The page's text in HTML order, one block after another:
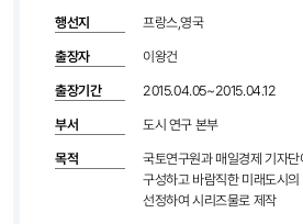
행선지 프랑스,영국
출장자 이왕건
출장기간 2015.04.05~2015.04.12
부서 도시 연구 본부
목적
국토연구원과 매일경제 기자
구성하고 바람직한 미래도시
선정하여 시리즈물로 제작